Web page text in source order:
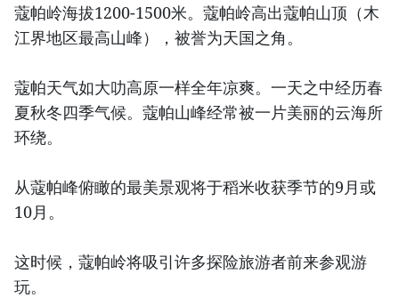
蔻帕岭海拔1200-1500米。蔻帕岭高出蔻帕山顶（木
江界地区最高山峰），被誉为天国之角。
蔻帕天气如大叻高原一样全年凉爽。一天之中经历春
夏秋冬四季气候。蔻帕山峰经常被一片美丽的云海所
环绕。
从蔻帕峰俯瞰的最美景观将于稻米收获季节的9月或
10月。
这时候，蔻帕岭将吸引许多探险旅游者前来参观游
玩。